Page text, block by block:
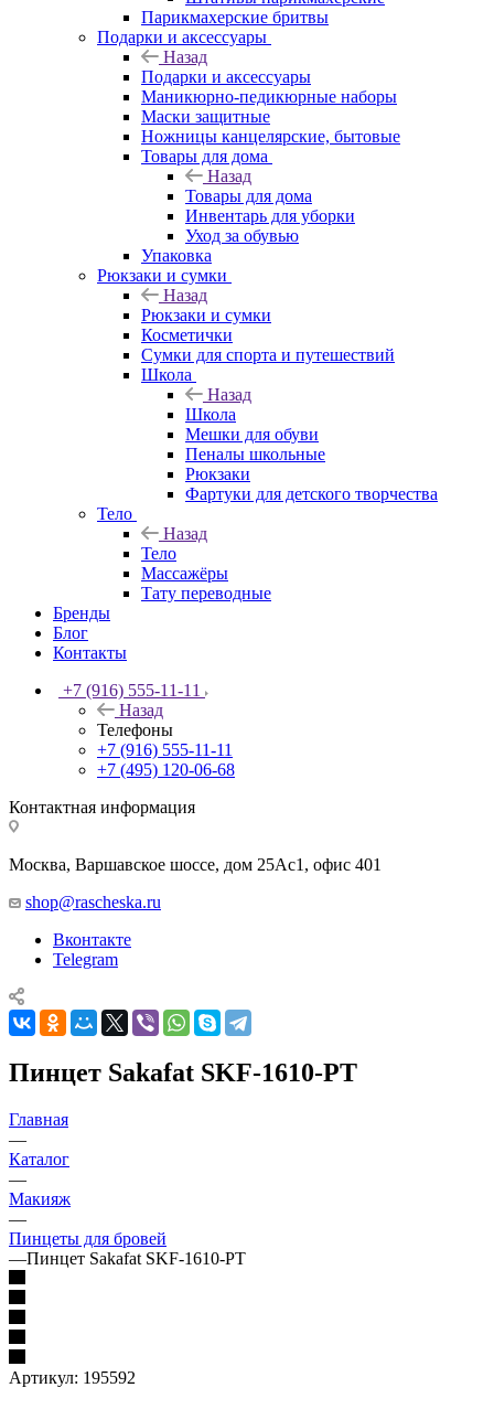
Парикмахерские бритвы
Подарки и аксессуары
Назад
Подарки и аксессуары
Маникюрно-педикюрные наборы
Маски защитные
Ножницы канцелярские, бытовые
Товары для дома
Назад
Товары для дома
Инвентарь для уборки
Уход за обувью
Упаковка
Рюкзаки и сумки
Назад
Рюкзаки и сумки
Косметички
Сумки для спорта и путешествий
Школа
Назад
Школа
Мешки для обуви
Пеналы школьные
Рюкзаки
Фартуки для детского творчества
Тело
Назад
Тело
Массажёры
Тату переводные
Бренды
Блог
Контакты
+7 (916) 555-11-11
Назад
Телефоны
+7 (916) 555-11-11
+7 (495) 120-06-68
Контактная информация
Москва, Варшавское шоссе, дом 25Аc1, офис 401
shop@rascheska.ru
Вконтакте
Telegram
Пинцет Sakafat SKF-1610-PT
Главная
—
Каталог
—
Макияж
—
Пинцеты для бровей
—Пинцет Sakafat SKF-1610-PT
Артикул: 195592